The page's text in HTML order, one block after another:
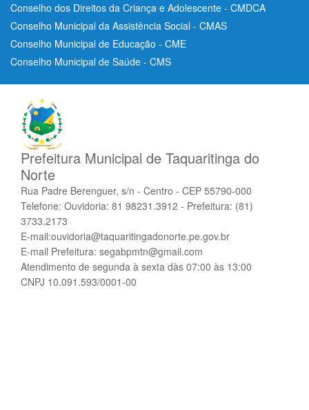
Conselho dos Direitos da Criança e Adolescente - CMDCA
Conselho Municipal da Assistência Social - CMAS
Conselho Municipal de Educação - CME
Conselho Municipal de Saúde - CMS
Prefeitura Municipal de Taquaritinga do
Norte
Rua Padre Berenguer, s/n - Centro - CEP 55790-000
Telefone: Ouvidoria: 81 98231.3912 - Prefeitura: (81)
3733.2173
E-mail:ouvidoria@taquaritingadonorte.pe.gov.br
E-mail Prefeitura: segabpmtn@gmail.com
Atendimento de segunda à sexta dàs 07:00 às 13:00
CNPJ 10.091.593/0001-00